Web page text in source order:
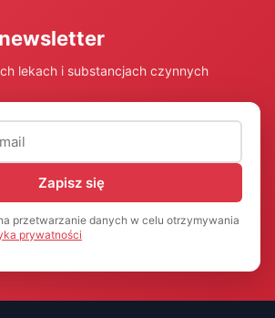
lekach i substancjach czynnych
Zapisz się
przetwarzanie danych w celu otrzymywania
prywatności